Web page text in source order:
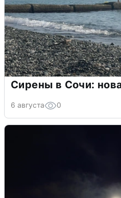
Сирены в Сочи:
6 августа 0